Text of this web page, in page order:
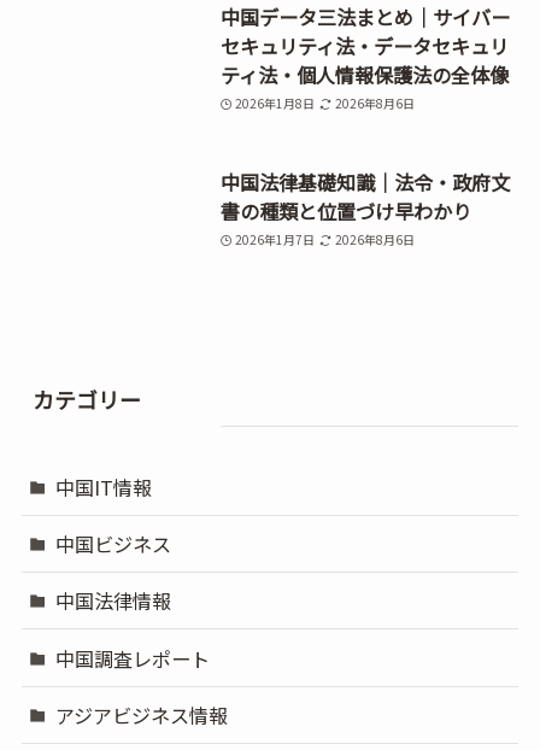
中国データ三法まとめ｜サイバー
セキュリティ法・データセキュリ
ティ法・個人情報保護法の全体像
2026年1月8日 2026年8月6日
中国法律基礎知識｜法令・政府文
書の種類と位置づけ早わかり
2026年1月7日 2026年8月6日
カテゴリー
中国IT情報
中国ビジネス
中国法律情報
中国調査レポート
アジアビジネス情報